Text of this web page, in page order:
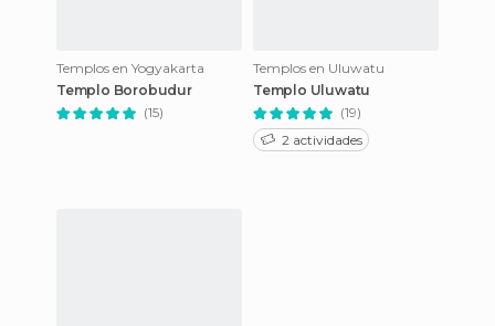
Templos en Yogyakarta
Templo Borobudur
(15)
Templos en Uluwatu
Templo Uluwatu
(19)
2 actividades